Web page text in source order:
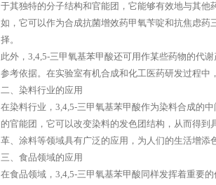
2,3,4-三甲氧基苯甲醛可以通过多种方法合成。一种
基得到目标化合物。另一种方法则是利用没食子酸
下，通过O-烷化反应进行甲基化，从而得到所需的2,3,4-三甲氧基苯甲醛。
基苯甲醛在多个领域具有广泛的应用价值，但在使
合物具有刺激性和一定的毒性，处理时应佩戴适当
火灾或爆炸的发生。 总之，2,3,4-三甲氧基苯甲醛作为一种重要的有机化合物，在医药和有机合成领域发挥
着不可替代的作用。通过了解其分子结构、物理性
地利用这一化合物为人类的健康和科学研究做出贡
于其独特的分子结构和官能团，它能够有效地与其他
如，它可以作为合成抗菌增效药甲氧苄啶和抗焦虑
择。
此外，3,4,5-三甲氧基苯甲酸还可用作某些药物的代
参考依据。在实验室有机合成和化工医药研发过程中
二、染料行业的应用
在染料行业，3,4,5-三甲氧基苯甲酸作为染料合成的
的官能团，它可以改变染料的发色团结构，从而得
革、涂料等领域具有广泛的应用，为人们的生活增添
三、食品领域的应用
在食品领域，3,4,5-三甲氧基苯甲酸同样发挥着重要